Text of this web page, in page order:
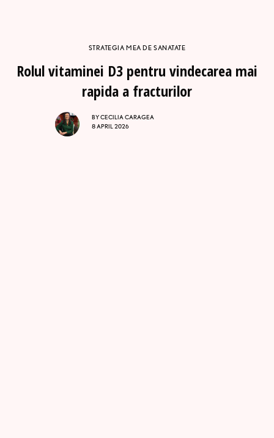
STRATEGIA MEA DE SANATATE
Rolul vitaminei D3 pentru vindecarea mai
rapida a fracturilor
BYCECILIA CARAGEA
8 APRIL 2026